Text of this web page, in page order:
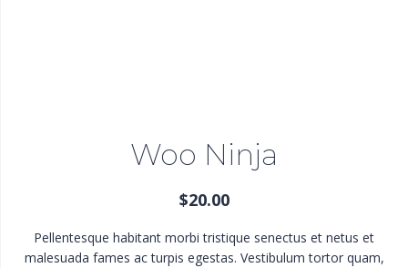
Woo Ninja
$20.00
Pellentesque habitant morbi tristique senectus et netus et
malesuada fames ac turpis egestas. Vestibulum tortor quam,